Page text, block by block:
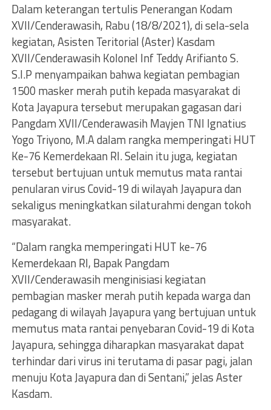
Dalam keterangan tertulis Penerangan Kodam
XVII/Cenderawasih, Rabu (18/8/2021), di sela-sela
kegiatan, Asisten Teritorial (Aster) Kasdam
XVII/Cenderawasih Kolonel Inf Teddy Arifianto S.
S.I.P menyampaikan bahwa kegiatan pembagian
1500 masker merah putih kepada masyarakat di
Kota Jayapura tersebut merupakan gagasan dari
Pangdam XVII/Cenderawasih Mayjen TNI Ignatius
Yogo Triyono, M.A dalam rangka memperingati HUT
Ke-76 Kemerdekaan RI. Selain itu juga, kegiatan
tersebut bertujuan untuk memutus mata rantai
penularan virus Covid-19 di wilayah Jayapura dan
sekaligus meningkatkan silaturahmi dengan tokoh
masyarakat.
“Dalam rangka memperingati HUT ke-76
Kemerdekaan RI, Bapak Pangdam
XVII/Cenderawasih menginisiasi kegiatan
pembagian masker merah putih kepada warga dan
pedagang di wilayah Jayapura yang bertujuan untuk
memutus mata rantai penyebaran Covid-19 di Kota
Jayapura, sehingga diharapkan masyarakat dapat
terhindar dari virus ini terutama di pasar pagi, jalan
menuju Kota Jayapura dan di Sentani,” jelas Aster
Kasdam.